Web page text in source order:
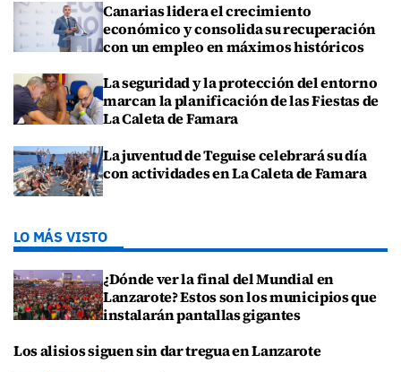
Canarias lidera el crecimiento
económico y consolida su recuperación
con un empleo en máximos históricos
La seguridad y la protección del entorno
marcan la planificación de las Fiestas de
La Caleta de Famara
La juventud de Teguise celebrará su día
con actividades en La Caleta de Famara
LO MÁS VISTO
¿Dónde ver la final del Mundial en
Lanzarote? Estos son los municipios que
instalarán pantallas gigantes
Los alisios siguen sin dar tregua en Lanzarote